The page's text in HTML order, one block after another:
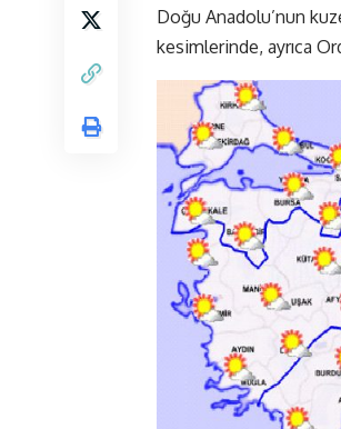
Doğu Anadolu’nun
kesimlerinde, ayrıca